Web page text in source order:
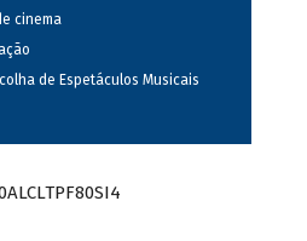
cinema
de Espetáculos Musicais